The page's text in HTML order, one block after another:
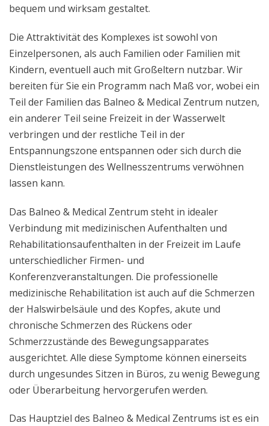
bequem und wirksam gestaltet.
Die Attraktivität des Komplexes ist sowohl von
Einzelpersonen, als auch Familien oder Familien mit
Kindern, eventuell auch mit Großeltern nutzbar. Wir
bereiten für Sie ein Programm nach Maß vor, wobei ein
Teil der Familien das Balneo & Medical Zentrum nutzen,
ein anderer Teil seine Freizeit in der Wasserwelt
verbringen und der restliche Teil in der
Entspannungszone entspannen oder sich durch die
Dienstleistungen des Wellnesszentrums verwöhnen
lassen kann.
Das Balneo & Medical Zentrum steht in idealer
Verbindung mit medizinischen Aufenthalten und
Rehabilitationsaufenthalten in der Freizeit im Laufe
unterschiedlicher Firmen- und
Konferenzveranstaltungen. Die professionelle
medizinische Rehabilitation ist auch auf die Schmerzen
der Halswirbelsäule und des Kopfes, akute und
chronische Schmerzen des Rückens oder
Schmerzzustände des Bewegungsapparates
ausgerichtet. Alle diese Symptome können einerseits
durch ungesundes Sitzen in Büros, zu wenig Bewegung
oder Überarbeitung hervorgerufen werden.
Das Hauptziel des Balneo & Medical Zentrums ist es ein